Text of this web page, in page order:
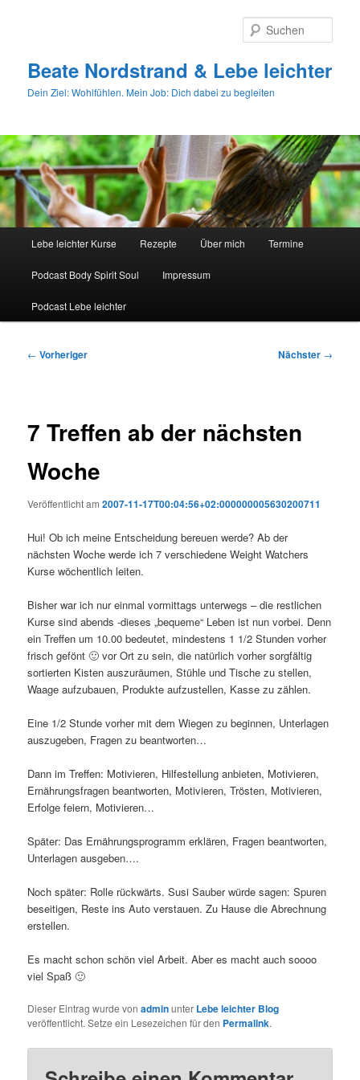
Beate Nordstrand & Lebe leichter
Dein Ziel: Wohlfühlen. Mein Job: Dich dabei zu begleiten
Lebe leichter Kurse Rezepte Über mich Termine
Podcast Body Spirit Soul Impressum
Podcast Lebe leichter
Beitragsnavigation
← Vorheriger Nächster →
7 Treffen ab der nächsten
Woche
Veröffentlicht am2007-11-17T00:04:56+02:000000005630200711
Hui! Ob ich meine Entscheidung bereuen werde? Ab der
nächsten Woche werde ich 7 verschiedene Weight Watchers
Kurse wöchentlich leiten.
Bisher war ich nur einmal vormittags unterwegs – die restlichen
Kurse sind abends -dieses „bequeme“ Leben ist nun vorbei. Denn
ein Treffen um 10.00 bedeutet, mindestens 1 1/2 Stunden vorher
frisch gefönt 🙂 vor Ort zu sein, die natürlich vorher sorgfältig
sortierten Kisten auszuräumen, Stühle und Tische zu stellen,
Waage aufzubauen, Produkte aufzustellen, Kasse zu zählen.
Eine 1/2 Stunde vorher mit dem Wiegen zu beginnen, Unterlagen
auszugeben, Fragen zu beantworten…
Dann im Treffen: Motivieren, Hilfestellung anbieten, Motivieren,
Ernährungsfragen beantworten, Motivieren, Trösten, Motivieren,
Erfolge feiern, Motivieren…
Später: Das Ernährungsprogramm erklären, Fragen beantworten,
Unterlagen ausgeben….
Noch später: Rolle rückwärts. Susi Sauber würde sagen: Spuren
beseitigen, Reste ins Auto verstauen. Zu Hause die Abrechnung
erstellen.
Es macht schon schön viel Arbeit. Aber es macht auch soooo
viel Spaß 🙂
Dieser Eintrag wurde vonadminunter Lebe leichter Blog
veröffentlicht. Setze ein Lesezeichen für den Permalink.